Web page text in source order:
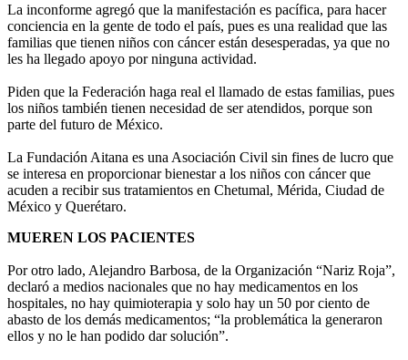
La inconforme agregó que la manifestación es pacífica, para hacer
conciencia en la gente de todo el país, pues es una realidad que las
familias que tienen niños con cáncer están desesperadas, ya que no
les ha llegado apoyo por ninguna actividad.
Piden que la Federación haga real el llamado de estas familias, pues
los niños también tienen necesidad de ser atendidos, porque son
parte del futuro de México.
La Fundación Aitana es una Asociación Civil sin fines de lucro que
se interesa en proporcionar bienestar a los niños con cáncer que
acuden a recibir sus tratamientos en Chetumal, Mérida, Ciudad de
México y Querétaro.
MUEREN LOS PACIENTES
Por otro lado, Alejandro Barbosa, de la Organización “Nariz Roja”,
declaró a medios nacionales que no hay medicamentos en los
hospitales, no hay quimioterapia y solo hay un 50 por ciento de
abasto de los demás medicamentos; “la problemática la generaron
ellos y no le han podido dar solución”.